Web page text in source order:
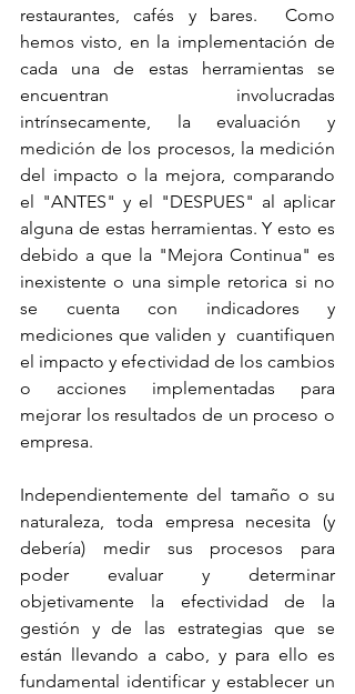
restaurantes, cafés y bares.  Como
hemos visto, en la implementación de
cada una de estas herramientas se
encuentran involucradas
intrínsecamente, la evaluación y
medición de los procesos, la medición
del impacto o la mejora, comparando
el "ANTES" y el "DESPUES" al aplicar
alguna de estas herramientas. Y esto es
debido a que la "Mejora Continua" es
inexistente o una simple retorica si no
se cuenta con indicadores y
mediciones que validen y  cuantifiquen
el impacto y efectividad de los cambios
o acciones implementadas para
mejorar los resultados de un proceso o
empresa.
Independientemente del tamaño o su
naturaleza, toda empresa necesita (y
debería) medir sus procesos para
poder evaluar y determinar
objetivamente la efectividad de la
gestión y de las estrategias que se
están llevando a cabo, y para ello es
fundamental identificar y establecer un